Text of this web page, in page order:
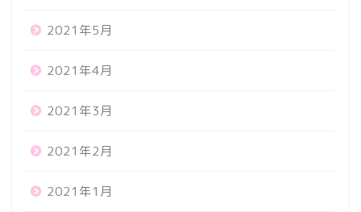
2021年5月
2021年4月
2021年3月
2021年2月
2021年1月